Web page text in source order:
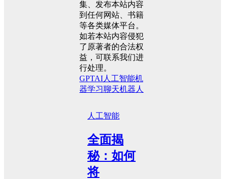
集、发布本站内容
到任何网站、书籍
等各类媒体平台。
如若本站内容侵犯
了原著者的合法权
益，可联系我们进
行处理。
GPTAI人工智能机
器学习聊天机器人
人工智能
全面揭
秘：如何
将